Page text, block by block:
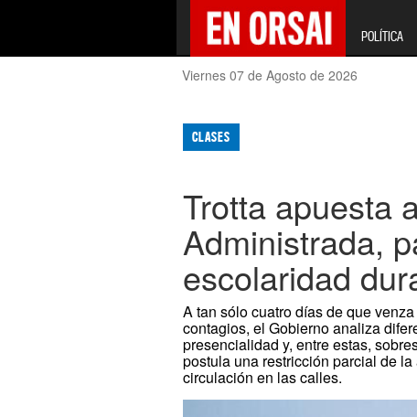
POLÍTICA
Viernes 07 de Agosto de 2026
CLASES
Trotta apuesta
Administrada,
escolaridad
A tan sólo cuatro días de que
contagios, el Gobierno analiza
presencialidad y, entre estas,
postula una restricción parcial de
circulación en las calles.